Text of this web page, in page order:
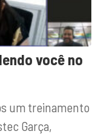
você no
um treinamento
Garça,